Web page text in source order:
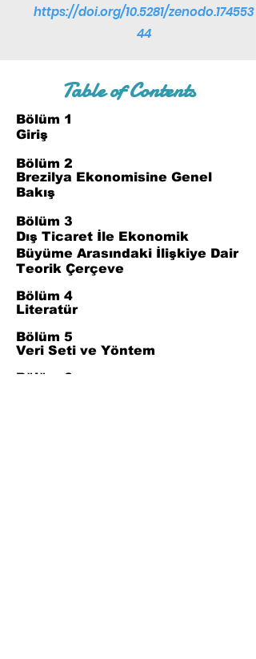
https://doi.org/10.5281/zenodo.174553
44
Table of Contents
Bölüm 1
Giriş
Bölüm 2
Brezilya Ekonomisine Genel
Bakış
Bölüm 3
Dış Ticaret İle Ekonomik
Büyüme Arasındaki İlişkiye Dair
Teorik Çerçeve
Bölüm 4
Literatür
Bölüm 5
Veri Seti ve Yöntem
Bölüm 6